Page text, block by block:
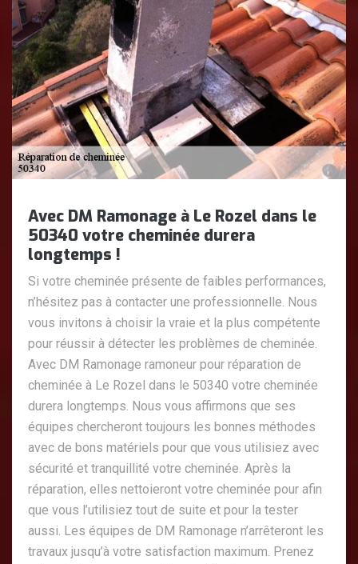
Avec DM Ramonage à Le Rozel dans le
50340 votre cheminée durera
longtemps !
Si votre cheminée présente de faibles performances,
n’hésitez pas à contacter une professionnelle. Nous
vous invitons à choisir la vraie et la plus compétente
pour réussir à détecter les problèmes de cheminée.
Avec DM Ramonage ramoneur pour réparation de
cheminée à Le Rozel dans le 50340 votre cheminée
durera longtemps. Nous vous affirmons que ses
équipes chercheront toujours les bonnes méthodes
avec de bons matériels pour que vous utilisiez avec
sécurité et tranquillité votre cheminée. Après la
réparation, elles nettoieront votre cheminée pour afin
que vous l’utilisiez tout de suite et pour la tester
aussi. Les équipes de DM Ramonage n’arrêteront les
travaux jusqu’à votre satisfaction maximum. Prenez